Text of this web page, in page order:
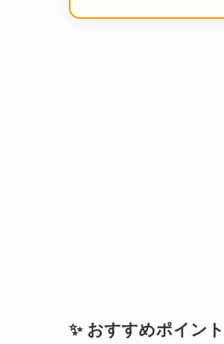
✨ おすすめポイント